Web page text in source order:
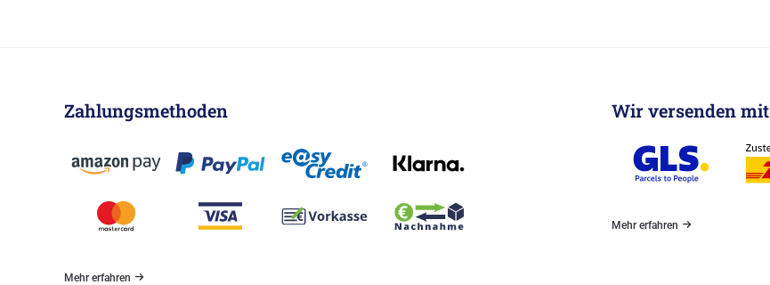
Zahlungsmethoden
Mehr erfahren
Wir versenden mit
Mehr erfahren